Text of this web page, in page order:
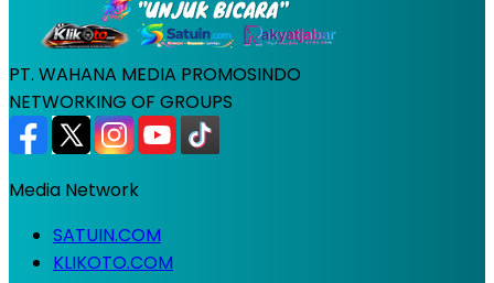
PT. WAHANA MEDIA PROMOSINDO
NETWORKING OF GROUPS
Media Network
SATUIN.COM
KLIKOTO.COM